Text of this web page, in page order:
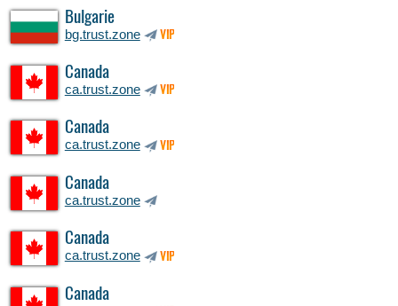
Bulgarie
bg.trust.zone VIP
Canada
ca.trust.zone VIP
Canada
ca.trust.zone VIP
Canada
ca.trust.zone
Canada
ca.trust.zone VIP
Canada